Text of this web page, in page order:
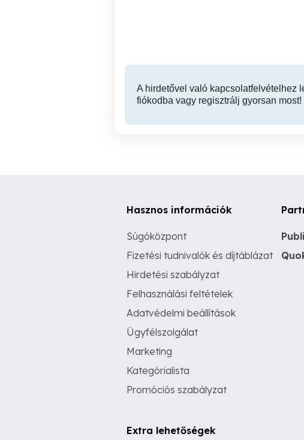
A hirdetővel való kapcsolatfelvételhez
fiókodba vagy regisztrálj gyorsan most!
Hasznos információk
Súgóközpont
Fizetési tudnivalók és díjtáblázat
Hirdetési szabályzat
Felhasználási feltételek
Adatvédelmi beállítások
Ügyfélszolgálat
Marketing
Kategórialista
Promóciós szabályzat
Extra lehetőségek